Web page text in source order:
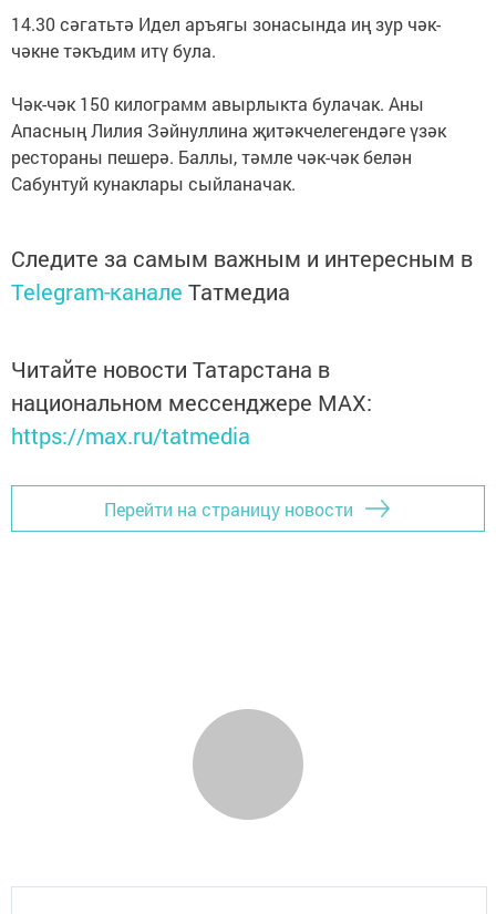
14.30 сәгатьтә Идел аръягы зонасында иң зур чәк-
чәкне тәкъдим итү була.
Чәк-чәк 150 килограмм авырлыкта булачак. Аны
Апасның Лилия Зәйнуллина җитәкчелегендәге үзәк
рестораны пешерә. Баллы, тәмле чәк-чәк белән
Сабунтуй кунаклары сыйланачак.
Следите за самым важным и интересным в
Telegram-канале Татмедиа
Читайте новости Татарстана в
национальном мессенджере MАХ:
https://max.ru/tatmedia
Перейти на страницу новости